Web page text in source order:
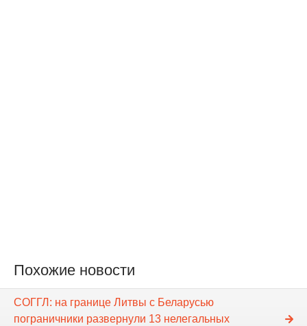
Похожие новости
СОГГЛ: на границе Литвы с Беларусью
пограничники развернули 13 нелегальных